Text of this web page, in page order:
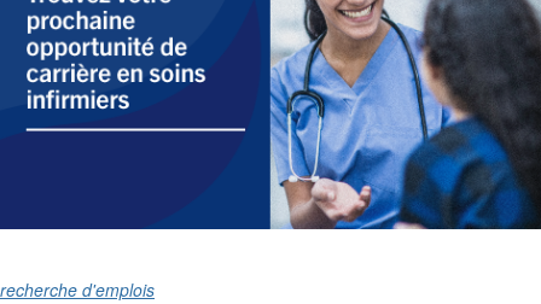
recherche d'emplois